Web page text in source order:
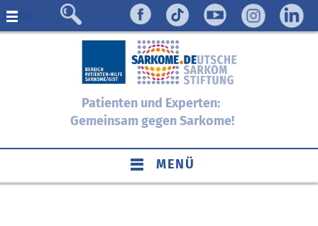
Menü
Patienten und Experten:
Gemeinsam gegen Sarkome!
MENÜ